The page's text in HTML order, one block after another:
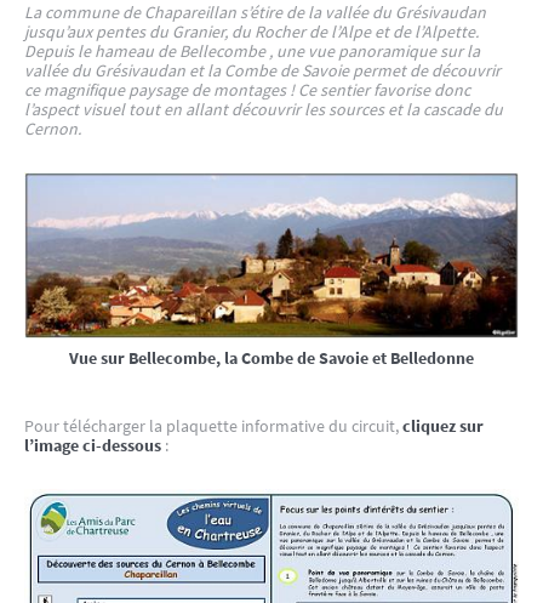
La commune de Chapareillan s’étire de la vallée du Grésivaudan
jusqu’aux pentes du Granier, du Rocher de l’Alpe et de l’Alpette.
Depuis le hameau de Bellecombe , une vue panoramique sur la
vallée du Grésivaudan et la Combe de Savoie permet de découvrir
ce magnifique paysage de montages ! Ce sentier favorise donc
l’aspect visuel tout en allant découvrir les sources et la cascade du
Cernon.
Vue sur Bellecombe, la Combe de Savoie et Belledonne
Pour télécharger la plaquette informative du circuit,cliquez sur
l’image ci-dessous :